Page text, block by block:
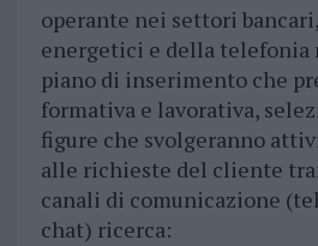
operante nei settori
energetici e della telefonia
piano di inserimento che
formativa e lavorativa,
figure che svolgeranno
alle richieste del cliente
canali di comunicazione
chat) ricerca: